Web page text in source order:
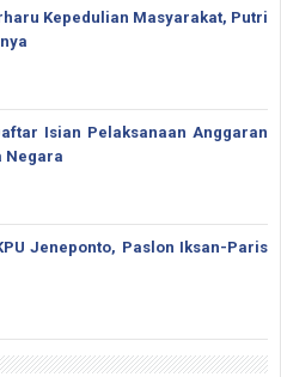
Kepedulian Masyarakat, Putri
Isian Pelaksanaan Anggaran
Negara
Jeneponto, Paslon Iksan-Paris